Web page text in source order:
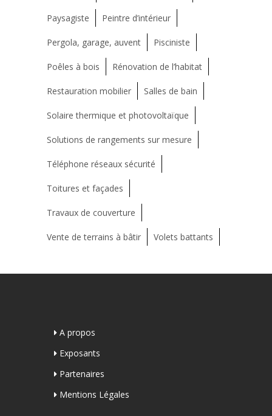
Paysagiste Peintre d’intérieur
Pergola, garage, auvent Pisciniste
Poêles à bois Rénovation de l’habitat
Restauration mobilier Salles de bain
Solaire thermique et photovoltaïque
Solutions de rangements sur mesure
Téléphone réseaux sécurité
Toitures et façades
Travaux de couverture
Vente de terrains à bâtir Volets battants
A propos
Exposants
Partenaires
Mentions Légales